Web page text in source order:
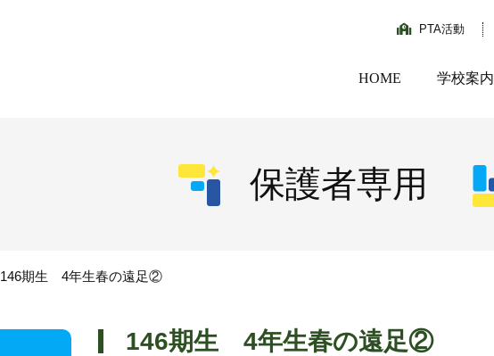
PTA活動
HOME 学校案内
保護者専用
146期生 4年生春の遠足②
146期生 4年生春の遠足②